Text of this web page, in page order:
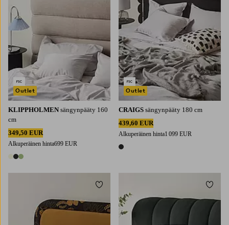
KLIPPHOLMEN sängynpääty 160
cm
349,50 EUR
Alkuperäinen hinta699 EUR
3 värejä
Outlet
CRAIGS sängynpääty 180 cm
439,60 EUR
Alkuperäinen hinta1 099 EUR
1 väri
Outlet
Lisää suosikkeihin Lisää